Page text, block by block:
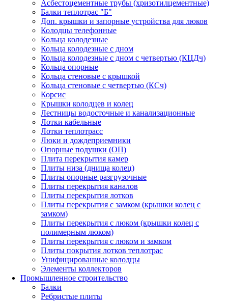
Асбестоцементные трубы (хризотилцементные)
Балки теплотрас "Б"
Доп. крышки и запорные устройства для люков
Колодцы телефонные
Кольца колодезные
Кольца колодезные с дном
Кольца колодезные с дном с четвертью (КЦДч)
Кольца опорные
Кольца стеновые с крышкой
Кольца стеновые с четвертью (КСч)
Корсис
Крышки колодцев и колец
Лестницы водосточные и канализационные
Лотки кабельные
Лотки теплотрасс
Люки и дождеприемники
Опорные подушки (ОП)
Плита перекрытия камер
Плиты низа (днища колец)
Плиты опорные разгрузочные
Плиты перекрытия каналов
Плиты перекрытия лотков
Плиты перекрытия с замком (крышки колец с
замком)
Плиты перекрытия с люком (крышки колец с
полимерным люком)
Плиты перекрытия с люком и замком
Плиты покрытия лотков теплотрас
Унифицированные колодцы
Элементы коллекторов
Промышленное строительство
Балки
Ребристые плиты